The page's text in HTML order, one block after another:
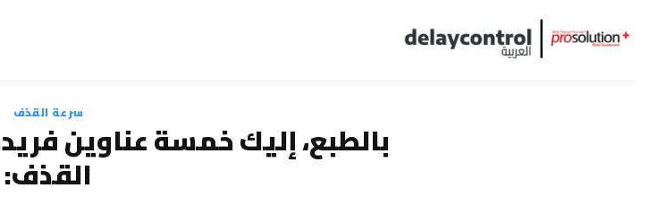
سرعة القذف
بالطبع، إليك خمسة عناوين
القذف: